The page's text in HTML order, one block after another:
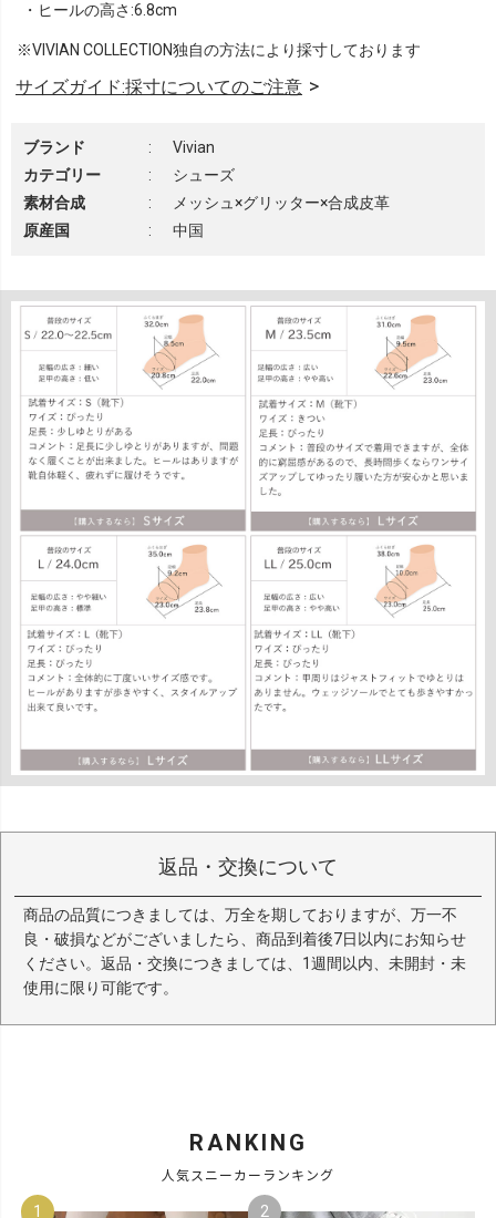
・ヒールの高さ:6.8cm
※VIVIAN COLLECTION独自の方法により採寸しております
サイズガイド:採寸についてのご注意
ブランド :
Vivian
カテゴリー
:
シューズ
素材合成
:
メッシュ×グリッター×合成皮革
原産国
: 中国
返品・交換について
商品の品質につきましては、万全を期しておりますが、万一不
良・破損などがございましたら、商品到着後7日以内にお知らせ
ください。返品・交換につきましては、1週間以内、未開封・未
使用に限り可能です。
RANKING
人気スニーカーランキング